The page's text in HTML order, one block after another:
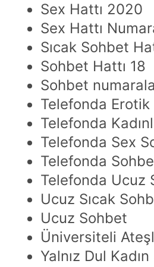
Sex Hattı 2020
Sex Hattı
Sıcak Sohbet
Sohbet Hattı 18
Sohbet
Telefonda
Telefonda
Telefonda Sex
Telefonda
Telefonda Ucuz
Ucuz Sıcak
Ucuz Sohbet
Üniversiteli
Yalnız Dul